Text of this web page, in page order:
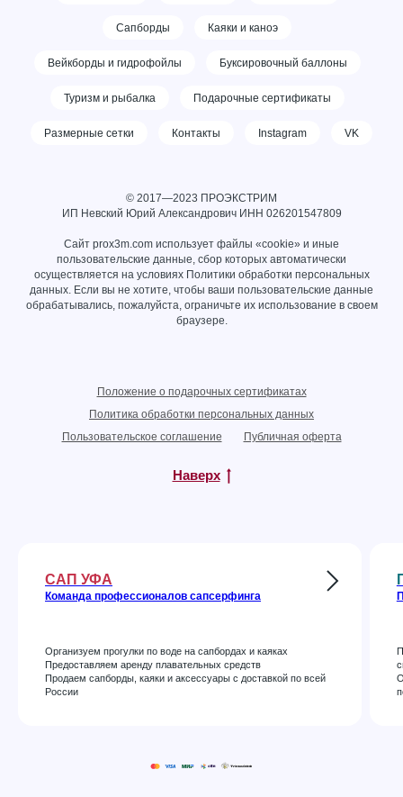
Сапборды Каяки и каноэ
Вейкборды и гидрофойлы Буксировочный баллоны
Туризм и рыбалка Подарочные сертификаты
Размерные сетки Контакты Instagram VK
© 2017—2023 ПРОЭКСТРИМ
ИП Невский Юрий Александрович ИНН 026201547809
Сайт prox3m.com использует файлы «cookie» и иные
пользовательские данные, сбор которых автоматически
осуществляется на условиях Политики обработки персональных
данных. Если вы не хотите, чтобы ваши пользовательские данные
обрабатывались, пожалуйста, ограничьте их использование в своем
браузере.
Положение о подарочных сертификатах
Политика обработки персональных данных
Пользовательское соглашение
Публичная оферта
Наверх
САП УФА
Команда профессионалов сапсерфинга
Организуем прогулки по воде на сапбордах и каяках
Предоставляем аренду плавательных средств
Продаем сапборды, каяки и аксессуары с доставкой по всей
России